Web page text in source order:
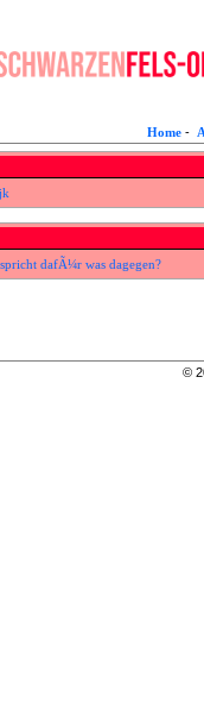
Home -
dafÃ¼r was dagegen?
©